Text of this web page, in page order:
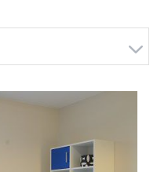
max
m²
Colocation